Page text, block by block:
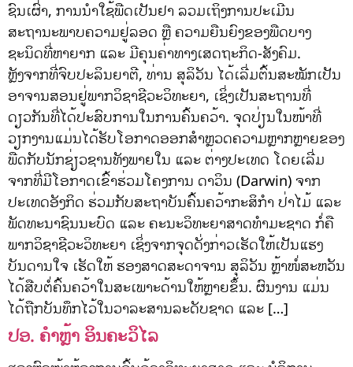
ຊົນເຜົ່າ, ການນໍາໃຊ້ພືດເປັນຢາ ລວມເຖິງການປະເມີນ
ສະຖານະພາບຄວາມຢູ່ລອດ ຫຼື ຄວາມຍືນຍົງຂອງພືດບາງ
ຊະນິດທີ່ຫາຍາກ ແລະ ມີຄຸນຄ່າທາງເສດຖະກິດ-ສັງຄົມ.
ຫຼັງຈາກທີ່ຈົບປະລິນຍາຕີ, ທ່ານ ສຸລິວັນ ໄດ້ເລີ່ມຕົ້ນສະໝັກເປັນ
ອາຈານສອນຢູ່ພາກວິຊາຊີວະວິທະຍາ, ເຊິ່ງເປັນສະຖານທີ່
ດຽວກັນທີ່ໄດ້ປະສົບການໃນການຄົ້ນຄວ້າ. ຈຸດປ່ຽນໃນໜ້າທີ່
ວຽກງານແມ່ນໄດ້ຮັບໂອກາດອອກສໍາຫຼວດຄວາມຫຼາກຫຼາຍຂອງ
ພືດກັບນັກຊ່ຽວຊານທັງພາຍໃນ ແລະ ຕ່າງປະເທດ ໂດຍເລີ່ມ
ຈາກທີ່ມີໂອກາດເຂົ້າຮ່ວມໂຄງການ ດາວິນ (Darwin) ຈາກ
ປະເທດອັງກິດ ຮ່ວມກັບສະຖາບັນຄົ້ນຄວ້າກະສິກໍາ ປ່າໄມ້ ແລະ
ພັດທະນາຊົນນະບົດ ແລະ ຄະນະວິທະຍາສາດທໍາມະຊາດ ກໍ່ຄື
ພາກວິຊາຊີວະວິທະຍາ ເຊິ່ງຈາກຈຸດດັ່ງກ່າວເຮັດໃຫ້ເປັນແຮງ
ບັນດານໃຈ ເຮັດໃຫ້ ຮອງສາດສະດາຈານ ສຸລິວັນ ຫຼ້າໜໍ່ສະຫວັນ
ໄດ້ສືບຕໍ່ຄົ້ນຄວ້າໃນສະເພາະດ້ານໃຫ້ຫຼາຍຂຶ້ນ. ຜົນງານ ແມ່ນ
ໄດ້ຖືກບັນທຶກໄວ້ໃນວາລະສານລະດັບຊາດ ແລະ […]
ປອ. ຄຳຫຼ້າ ອິນຄະວິໄລ